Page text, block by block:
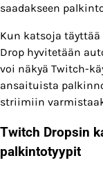
saadakseen
Kun katsoja
Drop hyvitetään
voi näkyä Twitch-
ansaituista
striimiin
Twitch Dropsin
palkintotyypit